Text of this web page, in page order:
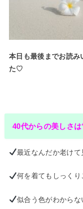
本日も最後までお読み
た♡
40代からの美しさは
最近なんだか老けて
何を着てもしっくり
似合う色がわからな